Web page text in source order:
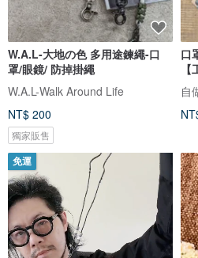
W.A.L-大地の色 多用途鍊繩-口
罩/眼鏡/ 防掉掛繩
W.A.L-Walk Around Life
NT$ 200
獨家販售
口
自
免運